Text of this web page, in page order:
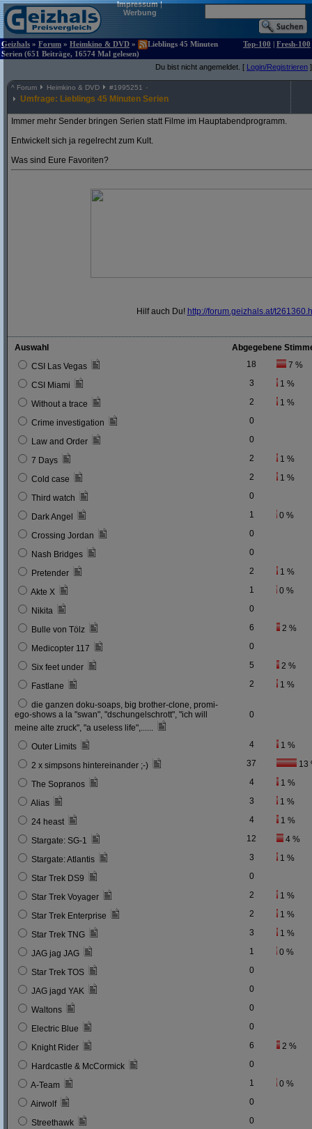
Impressum|
Werbung
Geizhals » Forum » Heimkino & DVD »
Lieblings 45 Minuten
Serien (651 Beiträge, 16574 Mal gelesen)
Top-100 | Fresh-100
Du bist nicht angemeldet. [ Login/Registrieren ]
^ Forum Heimkino & DVD #1995251
Umfrage: Lieblings 45 Minuten Serien
Immer mehr Sender bringen Serien statt Filme im Hauptabendprogramm.
Entwickelt sich ja regelrecht zum Kult.
Was sind Eure Favoriten?
Hilf auch Du! http://forum.geizhals.at/
Auswahl
Abgegebene
CSI Las Vegas
18 7 %
CSI Miami 3 1 %
Without a trace 2 1 %
Crime investigation 0
Law and Order 0
7 Days 2 1 %
Cold case 2 1 %
Third watch 0
Dark Angel 1 0 %
Crossing Jordan 0
Nash Bridges 0
Pretender 2 1 %
Akte X 1 0 %
Nikita 0
Bulle von Tölz 6 2 %
Medicopter 117 0
Six feet under 5 2 %
Fastlane 2 1 %
die ganzen doku-soaps, big brother-clone, promi-
ego-shows a la "swan", "dschungelschrott", "ich will
meine alte zruck", "a useless life",......
0
Outer Limits 4 1 %
2 x simpsons hintereinander ;-) 37 13
The Sopranos 4 1 %
Alias 3 1 %
24 heast 4 1 %
Stargate: SG-1 12 4 %
Stargate: Atlantis 3 1 %
Star Trek DS9 0
Star Trek Voyager 2 1 %
Star Trek Enterprise 2 1 %
Star Trek TNG 3 1 %
JAG jag JAG 1 0 %
Star Trek TOS 0
JAG jagd YAK 0
Waltons 0
Electric Blue 0
Knight Rider 6 2 %
Hardcastle & McCormick 0
A-Team 1 0 %
Airwolf 0
Streethawk 0